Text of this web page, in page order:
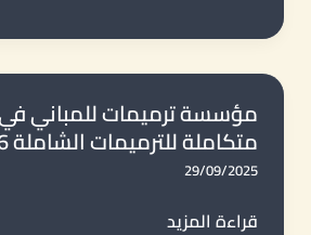
مدارس
ومسابح
ومستشفيات
في
جدة
مؤسسة ترميمات للمباني
متكاملة للترميمات الشاملة 0554919006
29/09/2025
مؤسسة
قراءة المزيد